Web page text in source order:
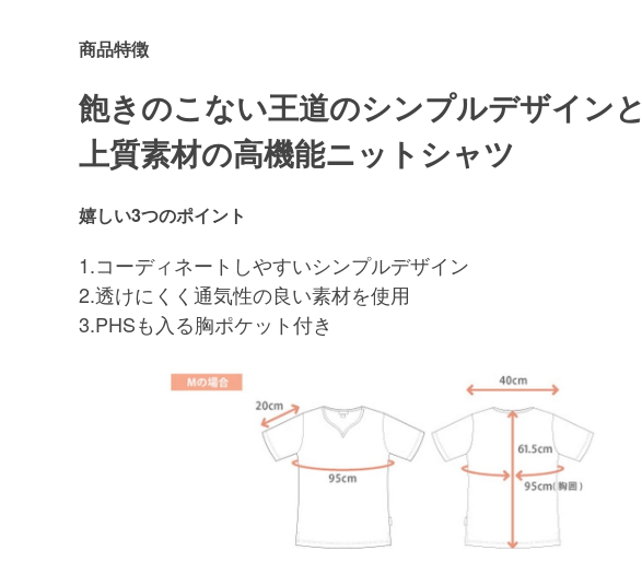
商品特徴
飽きのこない王道のシンプルデザインと
上質素材の高機能ニットシャツ
嬉しい3つのポイント
1.コーディネートしやすいシンプルデザイン
2.透けにくく通気性の良い素材を使用
3.PHSも入る胸ポケット付き